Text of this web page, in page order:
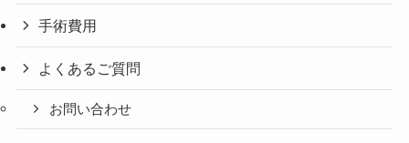
手術費用
よくあるご質問
お問い合わせ